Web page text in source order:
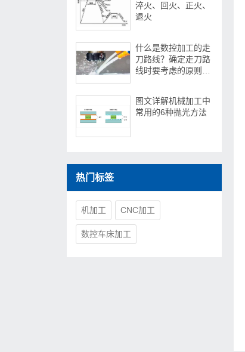
淬火、回火、正火、
退火
什么是数控加工的走
刀路线？确定走刀路
线时要考虑的原则是
图文详解机械加工中
常用的6种抛光方法
热门标签
机加工 CNC加工
数控车床加工